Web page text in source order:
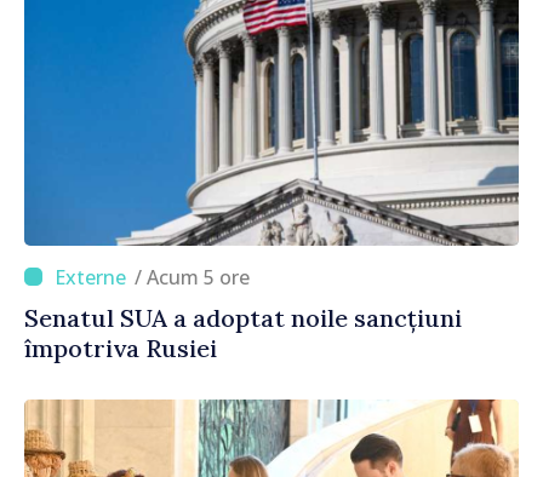
/ Acum 5 ore
Senatul SUA a adoptat noile sancțiuni
împotriva Rusiei